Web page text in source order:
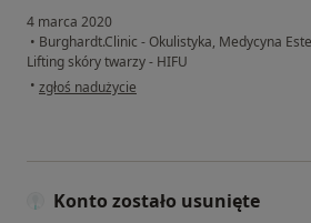
4 marca 2020
• Burghardt.Clinic - Okulistyka, Medycyna
Lifting skóry twarzy - HIFU
• w opinii użytkownika Konto zostało usunięte
zgłoś nadużycie
Konto zostało usunięte